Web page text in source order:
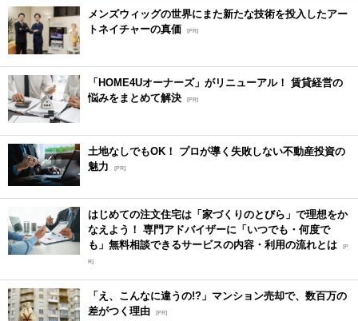
メンズウィッグの世界にまた新たな技術を投入したアー
トネイチャーの真価 [PR]
「HOME4Uオーナーズ」がリニューアル！ 賃貸経営の
悩みをまとめて解決 [PR]
土地なしでもOK！ プロが導く失敗しない不動産投資の
魅力
[PR]
はじめての注文住宅は「家づくりのとびら」で理想をか
なえよう！ 専門アドバイザーに「いつでも・何度で
も」無料相談できるサービスの内容・利用の流れとは [P
R]
「え、こんなに違うの!?」マンション売却で、数百万の
差がつく理由 [PR]